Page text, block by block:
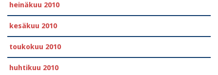
heinäkuu 2010
kesäkuu 2010
toukokuu 2010
huhtikuu 2010